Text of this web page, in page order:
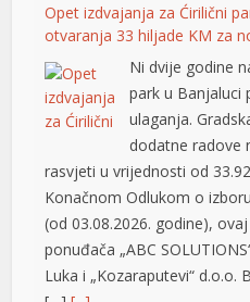
escort
bonusu
bonusu
bonusu
Opet izdvajanja za Ćirilični
otvaranja 33 hiljade KM za
Ni dvije godine
park u Banjaluci
ulaganja.
dodatne radove
rasvjeti u vrijednosti od
Konačnom Odlukom o
(od 03.08.2026. godine),
ponuđača „ABC
Luka i „Kozaraputevi“